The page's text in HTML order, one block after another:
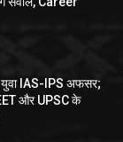
युवा IAS-IPS अफसर;
और UPSC के